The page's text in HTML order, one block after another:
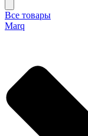
Все товары
Marq